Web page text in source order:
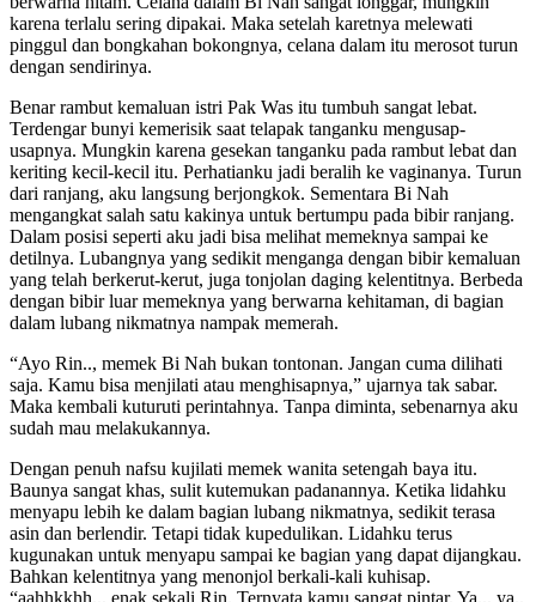
karena terlalu sering dipakai. Maka setelah karetnya melewati
pinggul dan bongkahan bokongnya, celana dalam itu merosot turun
dengan sendirinya.
Benar rambut kemaluan istri Pak Was itu tumbuh sangat lebat.
Terdengar bunyi kemerisik saat telapak tanganku mengusap-
usapnya. Mungkin karena gesekan tanganku pada rambut lebat dan
keriting kecil-kecil itu. Perhatianku jadi beralih ke vaginanya. Turun
dari ranjang, aku langsung berjongkok. Sementara Bi Nah
mengangkat salah satu kakinya untuk bertumpu pada bibir ranjang.
Dalam posisi seperti aku jadi bisa melihat memeknya sampai ke
detilnya. Lubangnya yang sedikit menganga dengan bibir kemaluan
yang telah berkerut-kerut, juga tonjolan daging kelentitnya. Berbeda
dengan bibir luar memeknya yang berwarna kehitaman, di bagian
dalam lubang nikmatnya nampak memerah.
“Ayo Rin.., memek Bi Nah bukan tontonan. Jangan cuma dilihati
saja. Kamu bisa menjilati atau menghisapnya,” ujarnya tak sabar.
Maka kembali kuturuti perintahnya. Tanpa diminta, sebenarnya aku
sudah mau melakukannya.
Dengan penuh nafsu kujilati memek wanita setengah baya itu.
Baunya sangat khas, sulit kutemukan padanannya. Ketika lidahku
menyapu lebih ke dalam bagian lubang nikmatnya, sedikit terasa
asin dan berlendir. Tetapi tidak kupedulikan. Lidahku terus
kugunakan untuk menyapu sampai ke bagian yang dapat dijangkau.
Bahkan kelentitnya yang menonjol berkali-kali kuhisap.
“aahhkkhh.., enak sekali Rin. Ternyata kamu sangat pintar. Ya.., ya..